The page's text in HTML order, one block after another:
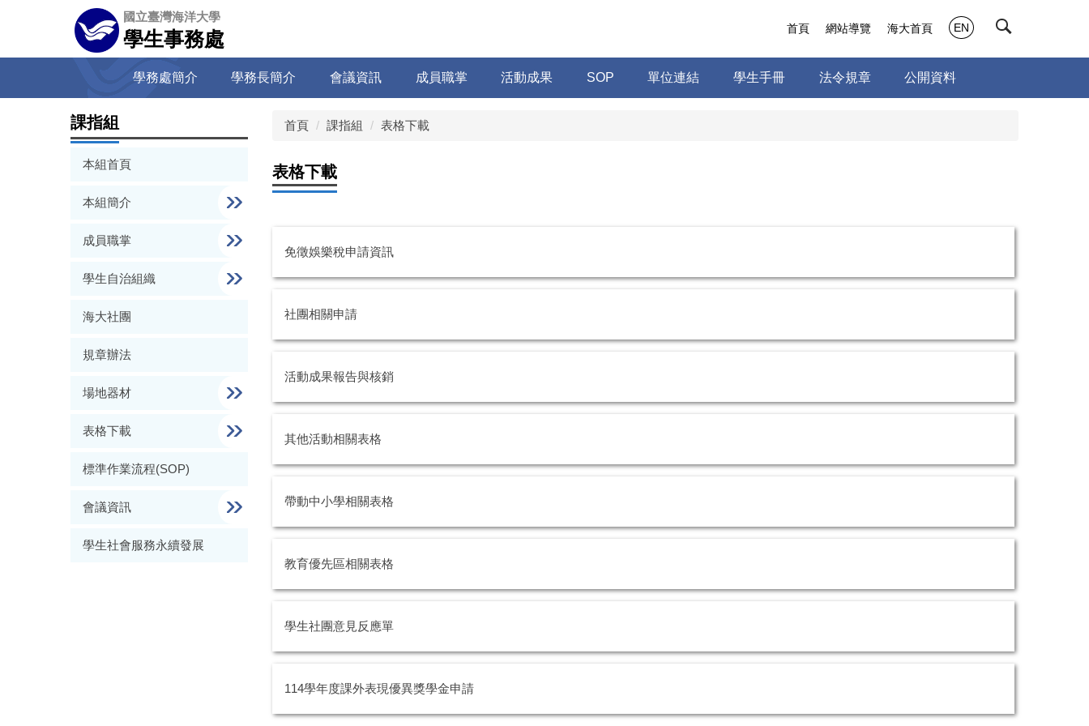
容
國立臺灣海洋大學
學生事務處
學務處簡介 學務長簡介 會議資訊 成員職掌 活動成果 SOP 單位連結 學生手冊 法令規章 公開資料
首頁 網站導覽 海大首頁 EN
課指組
本組首頁
本組簡介
成員職掌
學生自治組織
海大社團
規章辦法
場地器材
表格下載
標準作業流程(SOP)
會議資訊
學生社會服務永續發展
首頁 課指組 表格下載
表格下載
免徵娛樂稅申請資訊
社團相關申請
活動成果報告與核銷
其他活動相關表格
帶動中小學相關表格
教育優先區相關表格
學生社團意見反應單
114學年度課外表現優異獎學金申請